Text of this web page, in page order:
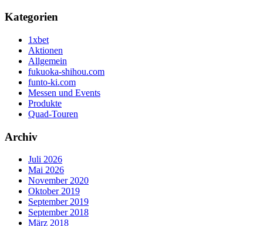
Kategorien
1xbet
Aktionen
Allgemein
fukuoka-shihou.com
funto-ki.com
Messen und Events
Produkte
Quad-Touren
Archiv
Juli 2026
Mai 2026
November 2020
Oktober 2019
September 2019
September 2018
März 2018